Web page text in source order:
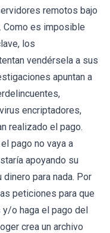
remotos bajo
Como es imposible
los
vendérsela a sus
apuntan a
encriptadores,
realizado el pago.
pago no vaya a
apoyando su
para nada. Por
peticiones para que
o haga el pago del
crea un archivo